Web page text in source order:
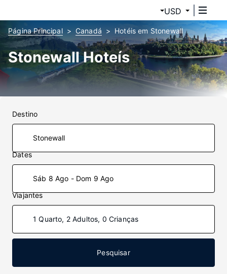
USD
Página Principal Canadá Hotéis em Stonewall
Stonewall Hoteís
Destino
Dates
Sáb 8 Ago - Dom 9 Ago
Viajantes
1 Quarto, 2 Adultos, 0 Crianças
Pesquisar